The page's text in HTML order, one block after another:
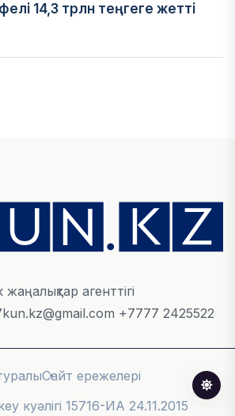
14,3 трлн теңгеге жетті
қолдауымен 1,5 жыл ішінде 40
қоныс тойын тойлады
ұйымдастыратын ЖИ
агенттігі
+7777 2425522
Сайт ережелері
куәлігі 15716-ИА 24.11.2015